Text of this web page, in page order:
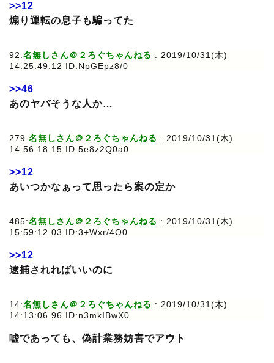
>>12
煽り運転の息子も騙ってた
92:名無しさん＠２ろぐちゃんねる : 2019/10/31(木)
14:25:49.12 ID:NpGEpz8/0
>>46
あのヤバそうな人か…
279:名無しさん＠２ろぐちゃんねる : 2019/10/31(木)
14:56:18.15 ID:5e8z2Q0a0
>>12
あいつかなぁって思ったら案の定か
485:名無しさん＠２ろぐちゃんねる : 2019/10/31(木)
15:59:12.03 ID:3+Wxr/4O0
>>12
逮捕されればいいのに
14:名無しさん＠２ろぐちゃんねる : 2019/10/31(木)
14:13:06.96 ID:n3mkIBwX0
嘘であっても、偽計業務妨害でアウト